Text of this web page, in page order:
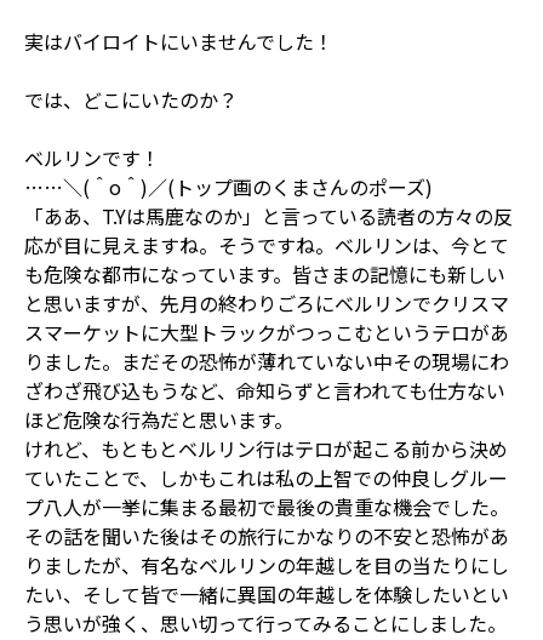
実はバイロイトにいませんでした！
では、どこにいたのか？
ベルリンです！
……＼(＾o＾)／(トップ画のくまさんのポーズ)
「ああ、T.Yは馬鹿なのか」と言っている読者の方々の反
応が目に見えますね。そうですね。ベルリンは、今とて
も危険な都市になっています。皆さまの記憶にも新しい
と思いますが、先月の終わりごろにベルリンでクリスマ
スマーケットに大型トラックがつっこむというテロがあ
りました。まだその恐怖が薄れていない中その現場にわ
ざわざ飛び込もうなど、命知らずと言われても仕方ない
ほど危険な行為だと思います。
けれど、もともとベルリン行はテロが起こる前から決め
ていたことで、しかもこれは私の上智での仲良しグルー
プ八人が一挙に集まる最初で最後の貴重な機会でした。
その話を聞いた後はその旅行にかなりの不安と恐怖があ
りましたが、有名なベルリンの年越しを目の当たりにし
たい、そして皆で一緒に異国の年越しを体験したいとい
う思いが強く、思い切って行ってみることにしました。